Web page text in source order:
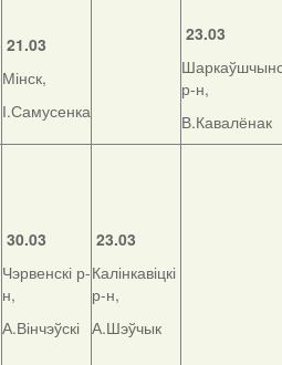
21.03
Мінск,
І.Самусенка
23.03
р-н,
В.Кавалёнак
30.03
Чэрвенскі р-
н,
А.Вінчэўскі
23.03
Калінкавіцкі
р-н,
А.Шэўчык